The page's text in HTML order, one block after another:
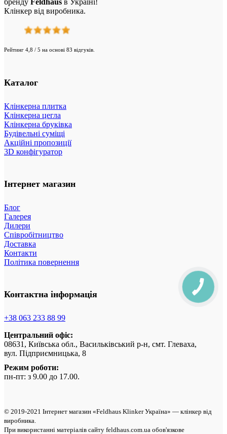
Клінкер від виробника.
Рейтинг 4,8 / 5 на основі 83 відгуків.
Каталог
Клінкерна плитка
Клінкерна цегла
Клінкерна бруківка
Будівельні суміщі
Акційні пропозиції
3D конфігуратор
Інтернет магазин
Блог
Галерея
Дилери
Співробітництво
Доставка
Контакти
Політика повернення
Контактна інформація
+38 063 233 88 99
Центральний офіс:
08631, Київська обл., Васильківський р-н, смт. Глеваха,
вул. Підприємницька, 8
Режим роботи:
пн-пт: з 9.00 до 17.00.
© 2019-2021 Інтернет магазин «Feldhaus Klinker Україна» — клінкер від
виробникa.
При використанні матеріалів сайту feldhaus.com.ua обов'язкове